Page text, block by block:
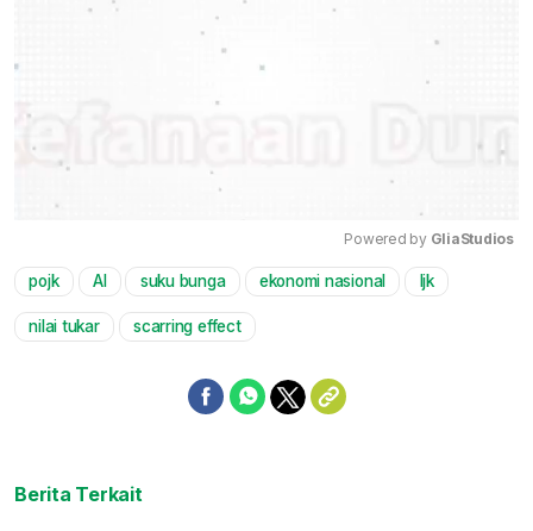
Mute
Powered by GliaStudios
pojk AI suku bunga ekonomi nasional ljk
nilai tukar scarring effect
Berita Terkait